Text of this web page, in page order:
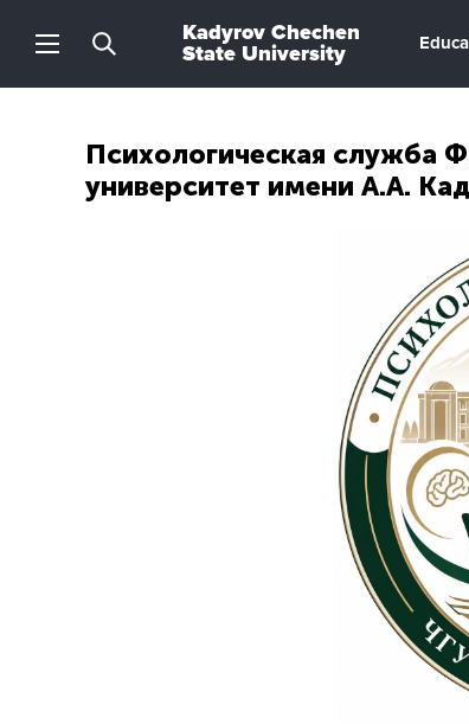
Kadyrov Chechen
State University
Психологическая служба
университет имени А.А.